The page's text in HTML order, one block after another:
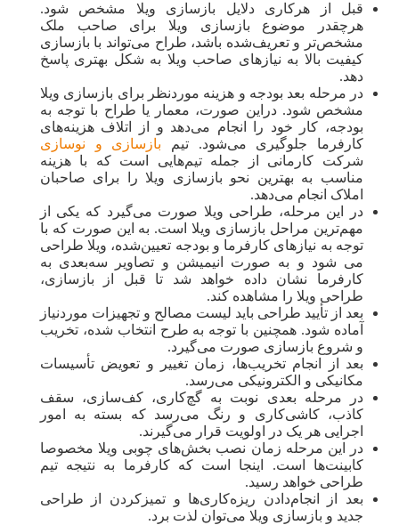
قبل از هرکاری دلایل بازسازی ویلا مشخص شود.
هرچقدر موضوع بازسازی ویلا برای صاحب ملک
مشخص‌تر و تعریف‌شده باشد، طراح می‌تواند با بازسازی
کیفیت بالا به نیازهای صاحب ویلا به شکل بهتری پاسخ
دهد.
در مرحله بعد بودجه و هزینه موردنظر برای بازسازی ویلا
مشخص شود. دراین صورت، معمار یا طراح با توجه به
بودجه، کار خود را انجام می‌دهد و از اتلاف هزینه‌های
کارفرما جلوگیری می‌شود. تیم بازسازی و نوسازی
شرکت کارمانی از جمله تیم‌هایی است که با هزینه
مناسب به بهترین نحو بازسازی ویلا را برای صاحبان
املاک انجام می‌دهد.
در این مرحله، طراحی ویلا صورت می‌گیرد که یکی از
مهم‌ترین مراحل بازسازی ویلا است. به این صورت که با
توجه به نیازهای کارفرما و بودجه تعیین‌شده، ویلا طراحی
می شود و به صورت انیمیشن و تصاویر سه‌بعدی به
کارفرما نشان داده خواهد شد تا قبل از بازسازی،
طراحی ویلا را مشاهده کند.
بعد از تأیید طراحی باید لیست مصالح و تجهیزات موردنیاز
آماده شود. همچنین با توجه به طرح انتخاب شده، تخریب
و شروع بازسازی صورت می‌گیرد.
بعد از انجام تخریب‌ها، زمان تغییر و تعویض تأسیسات
مکانیکی و الکترونیکی می‌رسد.
در مرحله بعدی نوبت به گچ‌کاری، کف‌سازی، سقف
کاذب، کاشی‌کاری و رنگ می‌رسد که بسته به امور
اجرایی هر یک در اولویت قرار می‌گیرند.
در این مرحله زمان نصب بخش‌های چوبی ویلا مخصوصا
کابینت‌ها است. اینجا است که کارفرما به نتیجه تیم
طراحی خواهد رسید.
بعد از انجام‌دادن ریزه‌کاری‌ها و تمیز‌کردن از طراحی
جدید و بازسازی ویلا می‌توان لذت برد.